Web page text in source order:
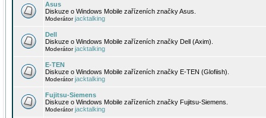
Asus
Diskuze o Windows Mobile zařízeních značky Asus.
Moderátorjacktalking
Dell
Diskuze o Windows Mobile zařízeních značky Dell (Axim).
Moderátorjacktalking
E-TEN
Diskuze o Windows Mobile zařízeních značky E-TEN (Glofiish).
Moderátorjacktalking
Fujitsu-Siemens
Diskuze o Windows Mobile zařízeních značky Fujitsu-Siemens.
Moderátorjacktalking